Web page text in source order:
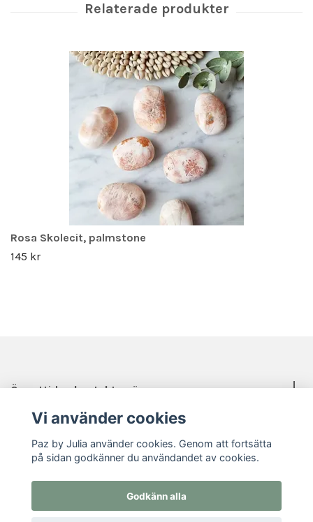
Rosa Skolecit, palmstone
145 kr
Öppettider, kontakt, mässor mm.
Vi använder cookies
Paz by Julia använder cookies. Genom att fortsätta
på sidan godkänner du användandet av cookies.
Godkänn alla